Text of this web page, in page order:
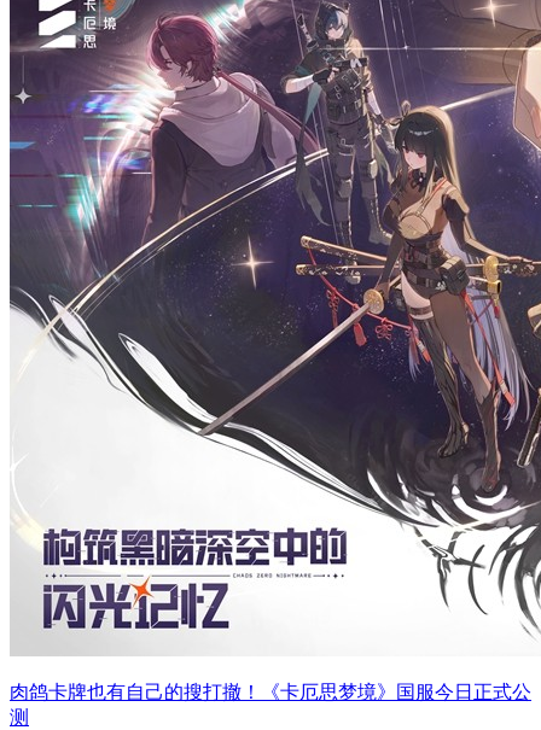
肉鸽卡牌也有自己的搜打撤！《卡厄思梦境》国服今日正式公
测